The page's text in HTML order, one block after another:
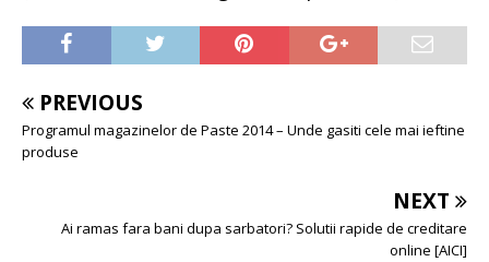
PREVIOUS
Programul magazinelor de Paste 2014 – Unde gasiti cele mai ieftine
produse
NEXT
Ai ramas fara bani dupa sarbatori? Solutii rapide de creditare
online [AICI]